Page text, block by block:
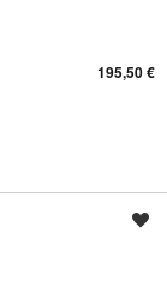
195,50 €